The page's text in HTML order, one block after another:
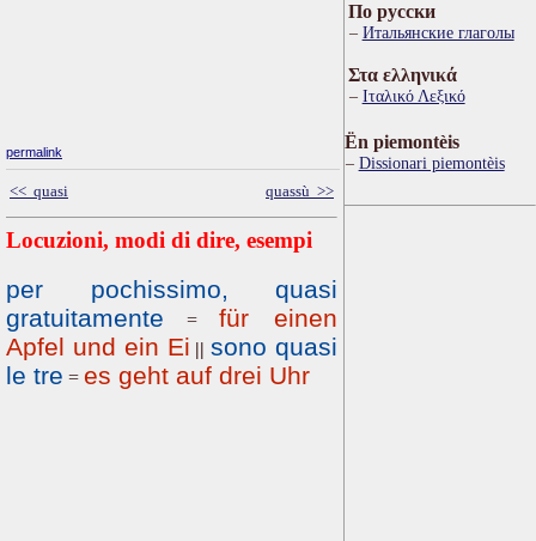
permalink
<< quasi quassù >>
Locuzioni, modi di dire, esempi
per pochissimo, quasi
gratuitamente =für einen
Apfel und ein Ei || sono quasi
le tre = es geht auf drei Uhr
По русски
Итальянские глаголы
Στα ελληνικά
Ιταλικό Λεξικό
Ën piemontèis
Dissionari piemontèis